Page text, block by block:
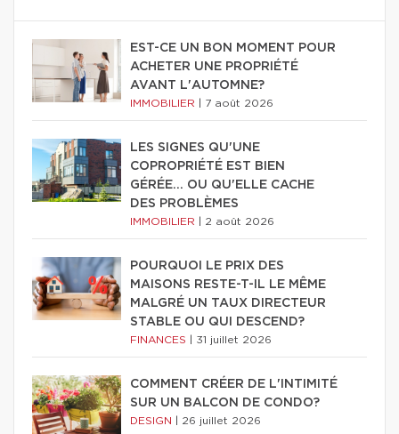
EST-CE UN BON MOMENT POUR
ACHETER UNE PROPRIÉTÉ
AVANT L'AUTOMNE?
IMMOBILIER 7 août 2026
LES SIGNES QU'UNE
COPROPRIÉTÉ EST BIEN
GÉRÉE… OU QU'ELLE CACHE
DES PROBLÈMES
IMMOBILIER 2 août 2026
POURQUOI LE PRIX DES
MAISONS RESTE-T-IL LE MÊME
MALGRÉ UN TAUX DIRECTEUR
STABLE OU QUI DESCEND?
FINANCES 31 juillet 2026
COMMENT CRÉER DE L'INTIMITÉ
SUR UN BALCON DE CONDO?
DESIGN 26 juillet 2026